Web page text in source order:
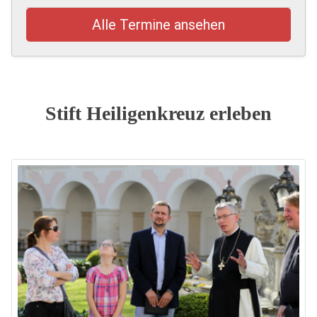
Alle Termine ansehen
Stift Heiligenkreuz erleben